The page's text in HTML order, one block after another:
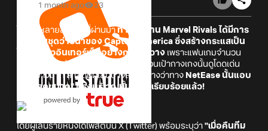
1 month ago
23
ในช่วงหลายสัปดาห์ที่ผ่านมา ทางทีมงาน Marvel Rivals ได้มีการ
เผยสกินชุดว่ายน้ำของ Captain America ซึ่งสร้างกระแสเป็น
ไวรัลไปทั่วอินเทอร์เน็ตอย่างกว้างขวาง เพราะแฟนเกมจำนวน
มากต่างมองว่าการออกแบบบริเวณส่วนเป้ากางเกงนั้นดูโดดเด่น
เป็นอย่างมาก ล่าสุดมีผู้เล่นบางส่วนที่อ้างว่าทาง NetEase นั้นแอบ
"ปรับลดขนาด" ตรงบริเวณนั้นเป็นที่เรียบร้อยแล้ว!
โดยผู้เล่นรายหนึ่งได้โพสต์บน X (Twitter) พร้อมระบุว่า "เมื่อคืนทีม